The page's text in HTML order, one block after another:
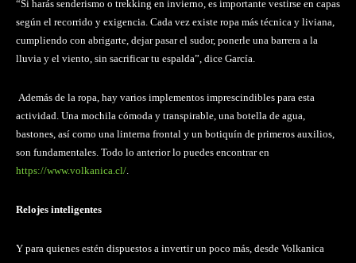
“Si harás senderismo o trekking en invierno, es importante vestirse en capas
según el recorrido y exigencia. Cada vez existe ropa más técnica y liviana,
cumpliendo con abrigarte, dejar pasar el sudor, ponerle una barrera a la
lluvia y el viento, sin sacrificar tu espalda”, dice García.
Además de la ropa, hay varios implementos imprescindibles para esta
actividad. Una mochila cómoda y transpirable, una botella de agua,
bastones, así como una linterna frontal y un botiquín de primeros auxilios,
son fundamentales. Todo lo anterior lo puedes encontrar en
https://www.volkanica.cl/
Relojes inteligentes
Y para quienes estén dispuestos a invertir un poco más, desde Volkanica